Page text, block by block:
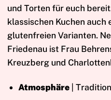
und Torten für euch
klassischen Kuchen auch
glutenfreien Varianten.
Friedenau ist Frau
Kreuzberg und
Atmosphäre|